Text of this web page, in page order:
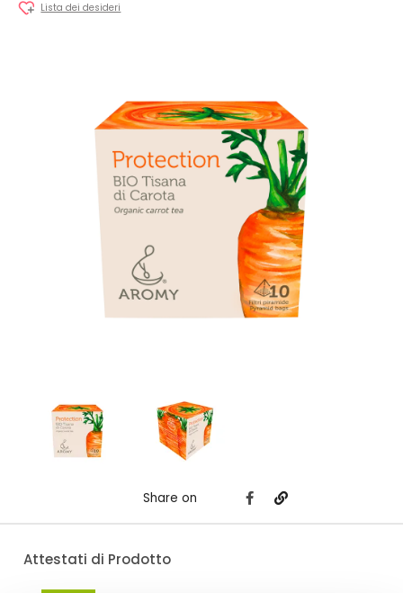
Lista dei desideri
Share on
Attestati di Prodotto